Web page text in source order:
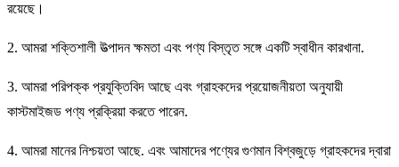
রয়েছে।
2. আমরা শক্তিশালী উত্পাদন ক্ষমতা এবং পণ্য বিস্তৃত সঙ্গে একটি স্বাধীন কারখানা.
3. আমরা পরিপক্ক প্রযুক্তিবিদ আছে এবং গ্রাহকদের প্রয়োজনীয়তা অনুযায়ী
কাস্টমাইজড পণ্য প্রক্রিয়া করতে পারেন.
4. আমরা মানের নিশ্চয়তা আছে. এবং আমাদের পণ্যের গুণমান বিশ্বজুড়ে গ্রাহকদের দ্বারা